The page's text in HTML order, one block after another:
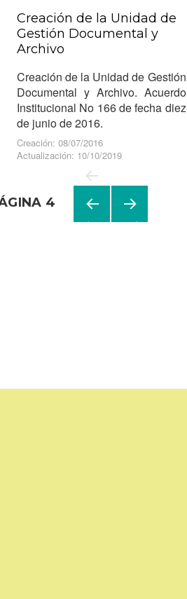
Creación de la Unidad de
Gestión Documental y
Archivo
Creación de la Unidad de Gestión
Documental y Archivo. Acuerdo
Institucional No 166 de fecha diez
de junio de 2016.
Creación: 08/07/2016
Actualización: 10/10/2019
4